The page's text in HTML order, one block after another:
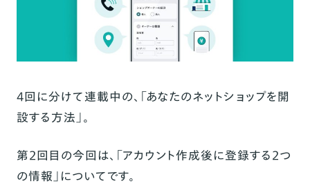
4回に分けて連載中の、「あなたのネットショップを開
設する方法」。
第2回目の今回は、「アカウント作成後に登録する2つ
の情報」についてです。